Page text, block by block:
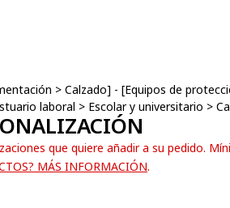
> Calzado] - [Equipos de
laboral > Escolar y universitario >
que quiere añadir a su pedido.
MÁS INFORMACIÓN.